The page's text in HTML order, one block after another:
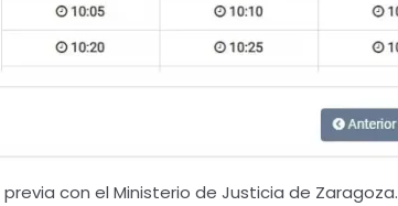
previa con el Ministerio de Justicia de Zaragoza.